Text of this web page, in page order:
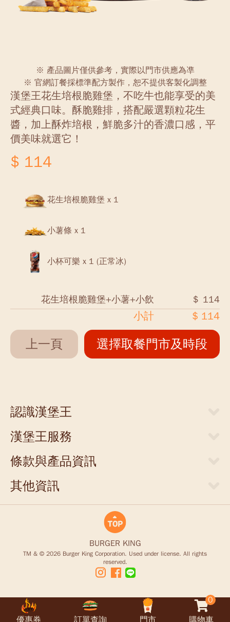
※ 產品圖片僅供參考，實際以門市供應為凖
※ 官網訂餐採標準配方製作，恕不提供客製化調整
漢堡王花生培根脆雞堡，不吃牛也能享受的美
式經典口味。酥脆雞排，搭配嚴選顆粒花生
醬，加上酥炸培根，鮮脆多汁的香濃口感，平
價美味就選它！
$ 114
花生培根脆雞堡 x 1
小薯條 x 1
小杯可樂 x 1 (正常冰)
花生培根脆雞堡+小薯+小飲 ＄ 114
小計 $ 114
上一頁 選擇取餐門市及時段
優惠券 訂單查詢 門市
0
購物車
認識漢堡王
關於漢堡王
新聞中心
人才招募
聯絡我們
商業合作
漢堡王服務
當期優惠券
外送服務
門市清單
條款與產品資訊
網站隱私權聲明
食物營養成分參考表
食品營養安全
其他資訊
豪點王服務調整說明
King Card儲值卡退款說明
BURGER KING
TM & © 2026 Burger King Corporation. Used under license. All rights
reserved.